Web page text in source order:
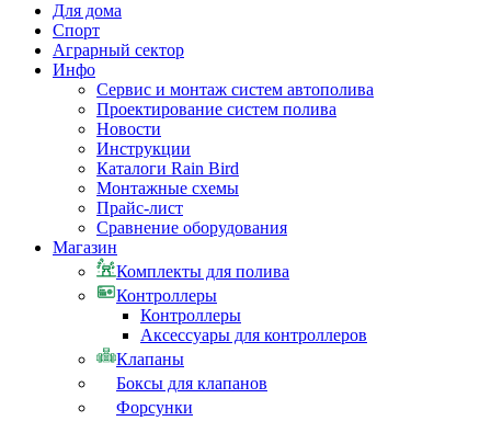
Для дома
Спорт
Аграрный сектор
Инфо
Сервис и монтаж систем автополива
Проектирование систем полива
Новости
Инструкции
Каталоги Rain Bird
Монтажные схемы
Прайс-лист
Сравнение оборудования
Магазин
Комплекты для полива
Контроллеры
Контроллеры
Аксессуары для контроллеров
Клапаны
Боксы для клапанов
Форсунки